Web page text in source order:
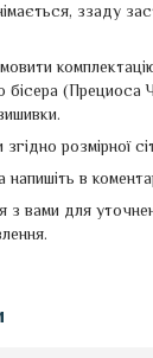
ззаду
бісера (Прециоса
розмірної
напишіть в
вами для